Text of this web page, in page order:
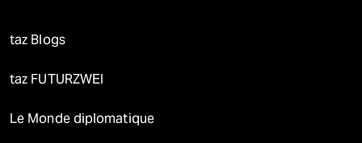
taz Blogs
taz FUTURZWEI
Le Monde diplomatique